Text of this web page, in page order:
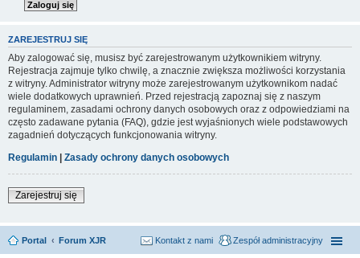
ZAREJESTRUJ SIĘ
Aby zalogować się, musisz być zarejestrowanym użytkownikiem witryny.
Rejestracja zajmuje tylko chwilę, a znacznie zwiększa możliwości korzystania
z witryny. Administrator witryny może zarejestrowanym użytkownikom nadać
wiele dodatkowych uprawnień. Przed rejestracją zapoznaj się z naszym
regulaminem, zasadami ochrony danych osobowych oraz z odpowiedziami na
często zadawane pytania (FAQ), gdzie jest wyjaśnionych wiele podstawowych
zagadnień dotyczących funkcjonowania witryny.
Regulamin
Zasady ochrony danych osobowych
Zarejestruj się
Portal Forum XJR Zespół administracyjny
Kontakt z nami